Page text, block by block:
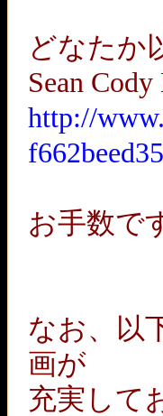
どなたか
Sean
http://
f662beed35
お手数で
なお、以
画が
充実して